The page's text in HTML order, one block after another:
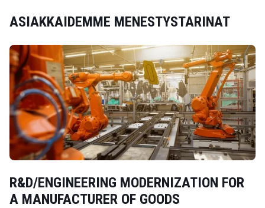
ASIAKKAIDEMME MENESTYSTARINAT
R&D/ENGINEERING MODERNIZATION FOR
A MANUFACTURER OF GOODS